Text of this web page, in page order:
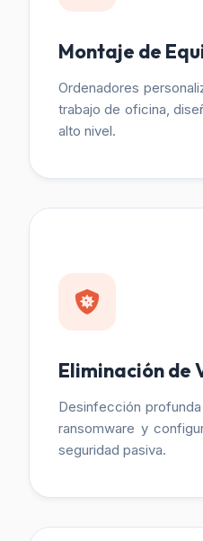
Montaje de
Ordenadores
trabajo de oficina,
alto nivel.
Eliminación de
Desinfección
ransomware y
seguridad pasiva.